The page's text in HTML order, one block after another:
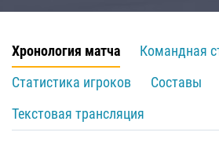
Хронология матча
Командная
Статистика игроков
Составы
Текстовая трансляция